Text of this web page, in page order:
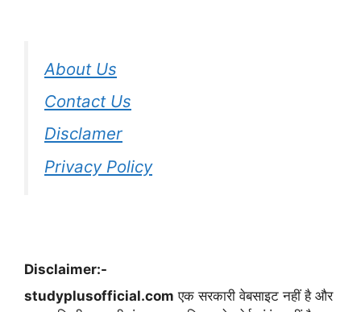
About Us
Contact Us
Disclamer
Privacy Policy
Disclaimer:-
studyplusofficial.com एक सरकारी वेबसाइट नहीं है और